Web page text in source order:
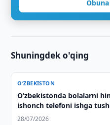
Shuningdek o'qing
O‘ZBEKISTON
O‘zbekistonda bolalarni
ishonch telefoni ishga
28/07/2026